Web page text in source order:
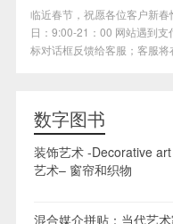
临近春节，祝愿各位客户新
日：9:00-21：00 网站遇到
标对话框反馈给客服；客服将
数字图书
装饰艺术 -Decorative
艺术– 窗帘和织物
混合媒介拼贴：当代艺